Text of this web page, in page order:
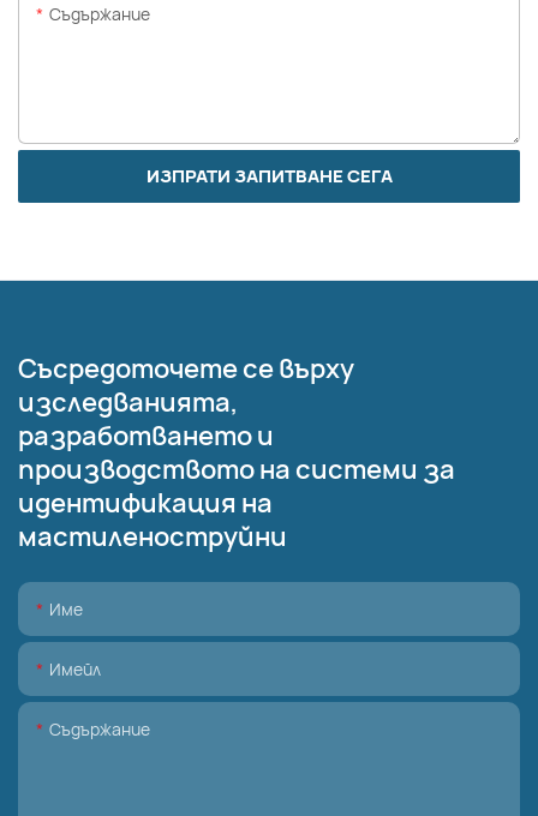
Съдържание
ИЗПРАТИ ЗАПИТВАНЕ СЕГА
Съсредоточете се върху
изследванията,
разработването и
производството на системи за
идентификация на
мастиленоструйни
Име
Имейл
Съдържание